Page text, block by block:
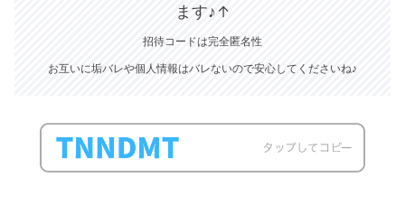
ます♪ ↑
招待コードは完全匿名性
お互いに垢バレや個人情報はバレないので安心してくださいね♪